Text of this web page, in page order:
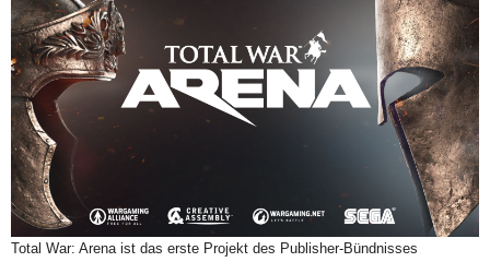
Total War: Arena ist das erste Projekt des Publisher-Bündnisses